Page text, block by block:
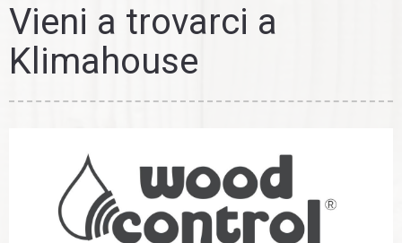
Vieni a trovarci a
Klimahouse